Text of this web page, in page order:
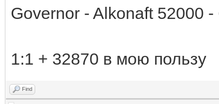
Governor - Alkonaft 52000 -
1:1 + 32870 в мою пользу
Find